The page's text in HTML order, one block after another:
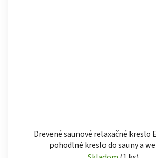
Drevené saunové relaxačné kreslo
pohodlné kreslo do sauny a